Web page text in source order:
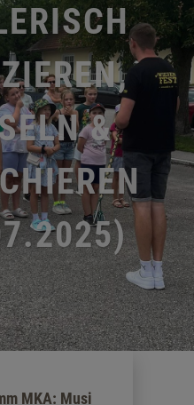
&
MKA: Musi